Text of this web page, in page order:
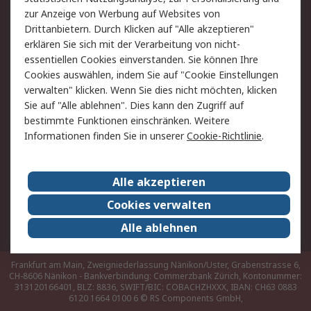
Rechtliches
AGB
Datenschutz
Cookie-Richtlinie
Zahlungsbedingungen
Copyright/Impressum
Über RS
Karriere bei RS
Nachhaltigkeit
Qualität/Umwelt/ZertifikatePresse-Center
Event-Center
Frankfurt am Main, Zweigniederlassung Nänikon/Uster, Grabenstrasse 6,
CH-8606 Nänikon - Bankverbindung: Commerzbank Zürich, Kontonummer:
313120166401, BLZ: 8836, SWIFT/BIC: COBACHZHXXX, IBAN: CH63 0883
6120 1664 0100 6 © RS Components GmbH,
zur Anzeige von Werbung auf Websites von
Drittanbietern. Durch Klicken auf "Alle akzeptieren"
erklären Sie sich mit der Verarbeitung von nicht-
essentiellen Cookies einverstanden. Sie können Ihre
Cookies auswählen, indem Sie auf "Cookie Einstellungen
verwalten" klicken. Wenn Sie dies nicht möchten, klicken
Sie auf "Alle ablehnen". Dies kann den Zugriff auf
bestimmte Funktionen einschränken. Weitere
Informationen finden Sie in unsererCookie-Richtlinie.
Alle akzeptieren
Cookies verwalten
Alle ablehnen